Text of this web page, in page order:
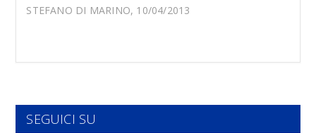
STEFANO DI MARINO, 10/04/2013
SEGUICI SU